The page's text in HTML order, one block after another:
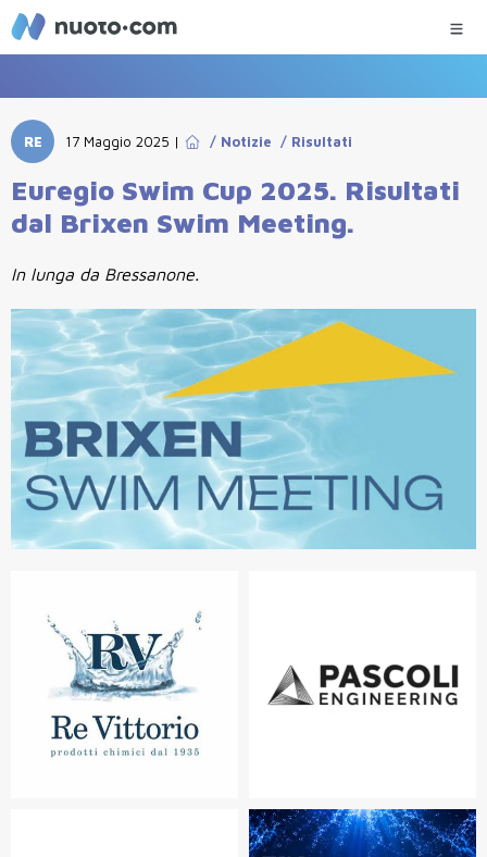
RE 17 Maggio 2025 | / Notizie / Risultati
Euregio Swim Cup 2025. Risultati
dal Brixen Swim Meeting.
In lunga da Bressanone.